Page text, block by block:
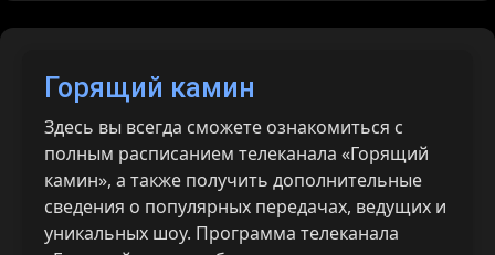
Горящий камин
Здесь вы всегда сможете ознакомиться с
полным расписанием телеканала «Горящий
камин», а также получить дополнительные
сведения о популярных передачах, ведущих и
уникальных шоу. Программа телеканала